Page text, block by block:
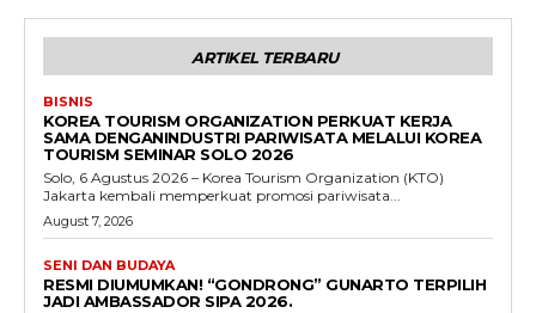
ARTIKEL TERBARU
BISNIS
KOREA TOURISM ORGANIZATION PERKUAT KERJA
SAMA DENGANINDUSTRI PARIWISATA MELALUI KOREA
TOURISM SEMINAR SOLO 2026
Solo, 6 Agustus 2026 – Korea Tourism Organization (KTO)
Jakarta kembali memperkuat promosi pariwisata...
August 7, 2026
SENI DAN BUDAYA
RESMI DIUMUMKAN! “GONDRONG” GUNARTO TERPILIH
JADI AMBASSADOR SIPA 2026.